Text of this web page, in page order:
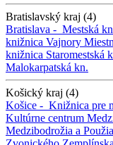
Bratislavský kraj (4)
Bratislava - Mestská
knižnica Vajnory
knižnica Staromestská
Malokarpatská kn.
Košický kraj (4)
Košice - Knižnica pre
Kultúrne centrum
Medzibodrožia a Použia